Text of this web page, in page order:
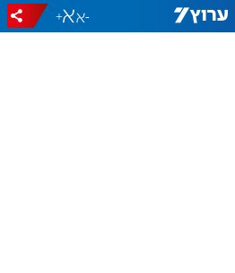
-
+